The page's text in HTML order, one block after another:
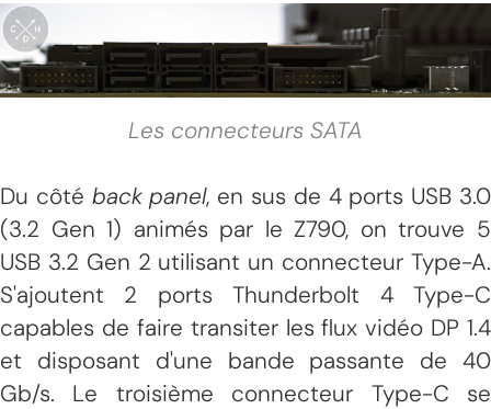
Les connecteurs SATA
Du côté back panel, en sus de 4 ports USB 3.0
(3.2 Gen 1) animés par le Z790, on trouve 5
USB 3.2 Gen 2 utilisant un connecteur Type-A.
S'ajoutent 2 ports Thunderbolt 4 Type-C
capables de faire transiter les flux vidéo DP 1.4
et disposant d'une bande passante de 40
Gb/s. Le troisième connecteur Type-C se